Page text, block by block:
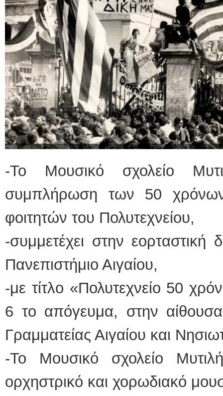
-Το Μουσικό σχολείο
συμπλήρωση των 50
φοιτητών του Πολυτεχνείου,
-συμμετέχει στην
Πανεπιστήμιο Αιγαίου,
-με τίτλο «Πολυτεχνείο 50
6 το απόγευμα, στην
Γραμματείας Αιγαίου και
-Το Μουσικό σχολείο
ορχηστρικό και χορωδιακό